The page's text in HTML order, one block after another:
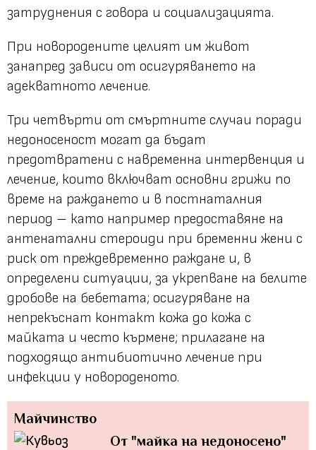
затруднения с говора и социализацията.
При новородените целият им живот
занапред зависи от осигуряването на
адекватното лечение.
Три четвърти от смъртните случаи поради
недоносеност могат да бъдат
предотвратени с навременна интервенция и
лечение, които включват основни грижи по
време на раждането и в постнаталния
период – като например предоставяне на
антенатални стероиди при бременни жени с
риск от преждевременно раждане и, в
определени ситуации, за укрепване на белите
дробове на бебетата; осигуряване на
непрекъснат контакт кожа до кожа с
майката и често кърмене; прилагане на
подходящо антибиотично лечение при
инфекции у новороденото.
Майчинство
От "майка на недоносено"